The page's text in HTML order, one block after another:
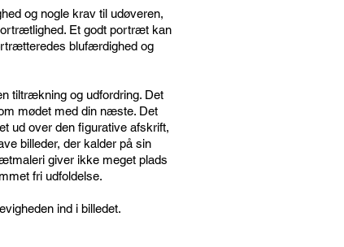
og nogle krav til udøveren,
Et godt portræt kan
blufærdighed og
tiltrækning og udfordring. Det
mødet med din næste. Det
ud over den figurative afskrift,
billeder, der kalder på sin
giver ikke meget plads
fri udfoldelse.
ind i billedet.